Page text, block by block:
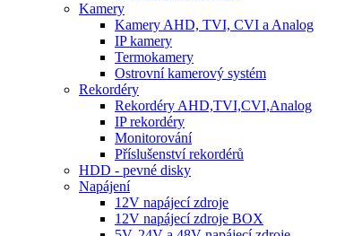
Kamery
Kamery AHD, TVI, CVI a Analog
IP kamery
Termokamery
Ostrovní kamerový systém
Rekordéry
Rekordéry AHD,TVI,CVI,Analog
IP rekordéry
Monitorování
Příslušenství rekordérů
HDD - pevné disky
Napájení
12V napájecí zdroje
12V napájecí zdroje BOX